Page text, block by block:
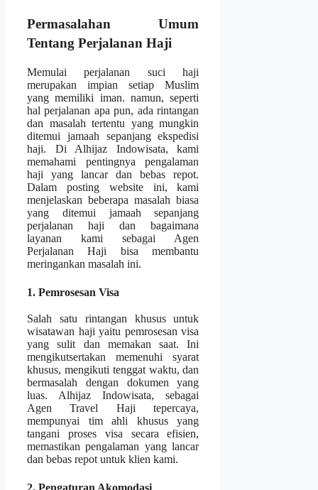
Permasalahan Umum
Tentang Perjalanan Haji
Memulai perjalanan suci haji
merupakan impian setiap Muslim
yang memiliki iman. namun, seperti
hal perjalanan apa pun, ada rintangan
dan masalah tertentu yang mungkin
ditemui jamaah sepanjang ekspedisi
haji. Di Alhijaz Indowisata, kami
memahami pentingnya pengalaman
haji yang lancar dan bebas repot.
Dalam posting website ini, kami
menjelaskan beberapa masalah biasa
yang ditemui jamaah sepanjang
perjalanan haji dan bagaimana
layanan kami sebagai Agen
Perjalanan Haji bisa membantu
meringankan masalah ini.
1. Pemrosesan Visa
Salah satu rintangan khusus untuk
wisatawan haji yaitu pemrosesan visa
yang sulit dan memakan saat. Ini
mengikutsertakan memenuhi syarat
khusus, mengikuti tenggat waktu, dan
bermasalah dengan dokumen yang
luas. Alhijaz Indowisata, sebagai
Agen Travel Haji tepercaya,
mempunyai tim ahli khusus yang
tangani proses visa secara efisien,
memastikan pengalaman yang lancar
dan bebas repot untuk klien kami.